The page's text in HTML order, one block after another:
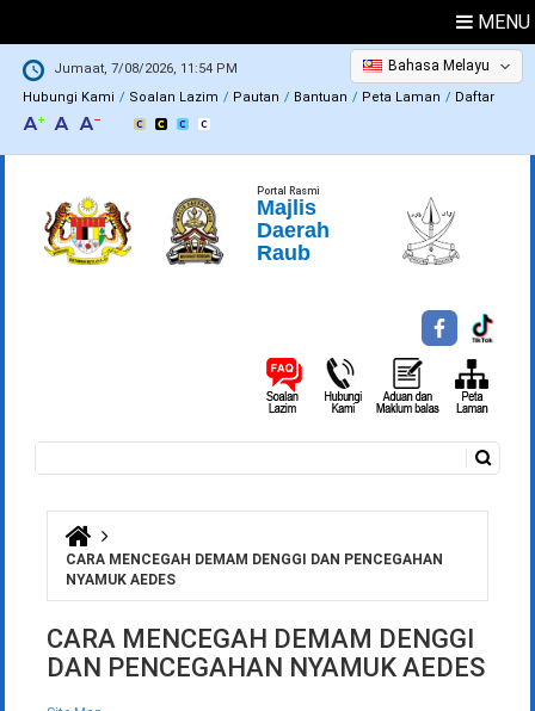
MENU
Jumaat, 7/08/2026, 11:54 PM
Hubungi Kami
Soalan Lazim Pautan Bantuan Peta Laman Daftar
Bahasa Melayu
Portal Rasmi
Majlis
Daerah
Raub
Borang carian
Anda di sini
CARA MENCEGAH DEMAM DENGGI DAN PENCEGAHAN
NYAMUK AEDES
CARA MENCEGAH DEMAM DENGGI
DAN PENCEGAHAN NYAMUK AEDES